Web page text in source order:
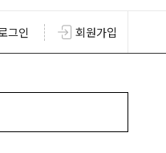
그인 회원가입